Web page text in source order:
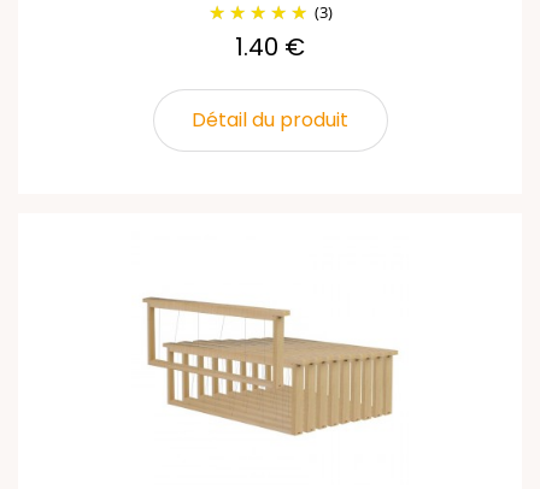
(3)
1.40 €
Détail du produit